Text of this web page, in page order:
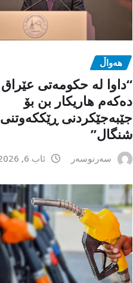
هەواڵ
“داوا لە حكومەتی عێراق
دەكەم هاریكار بن بۆ
جێبەجێكردنی ڕێككەوتنی
شنگال”
سەرنوسەر ئاب 6, 2026